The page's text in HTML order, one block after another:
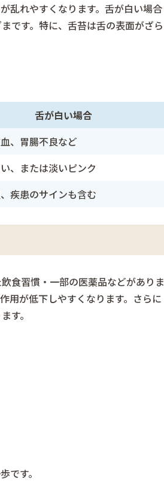
乱れやすくなります。舌が白い場合
です。特に、舌苔は舌の表面がざら
舌が白い場合
、胃腸不良など
、または淡いピンク
疾患のサインも含む
食習慣・一部の医薬品などがありま
用が低下しやすくなります。さらに
す。
です。